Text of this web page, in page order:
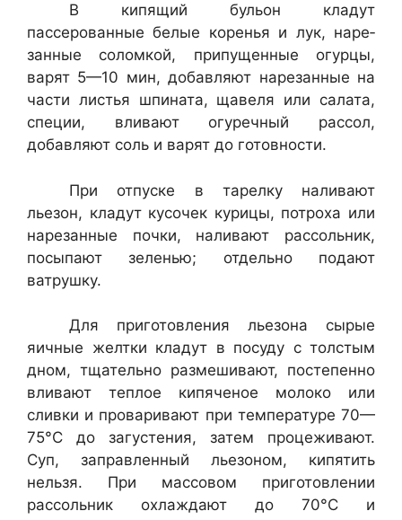
В кипящий бульон кладут
пассерованные белые коренья и лук, наре­
занные соломкой, припущенные огурцы,
варят 5—10 мин, добавляют нарезанные на
части листья шпината, щавеля или салата,
специи, влива­ют огуречный рассол,
добавляют соль и варят до готовности.
При отпуске в тарелку наливают
льезон, кладут кусочек курицы, по­троха или
нарезанные почки, наливают рассольник,
посыпают зеленью; отдельно подают
ватрушку.
Для приготовления льезона сырые
яичные желтки кладут в посуду с толстым
дном, тщательно размешивают, постепенно
вливают теплое ки­пяченое молоко или
сливки и проваривают при температуре 70—
75°С до загустения, затем процеживают.
Суп, заправленный льезоном, кипя­тить
нельзя. При массовом приготовлении
рассольник охлаждают до 70°С и